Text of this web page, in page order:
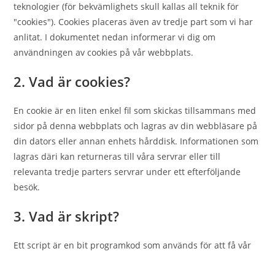
teknologier (för bekvämlighets skull kallas all teknik för
"cookies"). Cookies placeras även av tredje part som vi har
anlitat. I dokumentet nedan informerar vi dig om
användningen av cookies på vår webbplats.
2. Vad är cookies?
En cookie är en liten enkel fil som skickas tillsammans med
sidor på denna webbplats och lagras av din webbläsare på
din dators eller annan enhets hårddisk. Informationen som
lagras däri kan returneras till våra servrar eller till
relevanta tredje parters servrar under ett efterföljande
besök.
3. Vad är skript?
Ett script är en bit programkod som används för att få vår